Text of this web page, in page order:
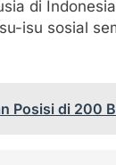
di
isu sosial
Posisi di 200